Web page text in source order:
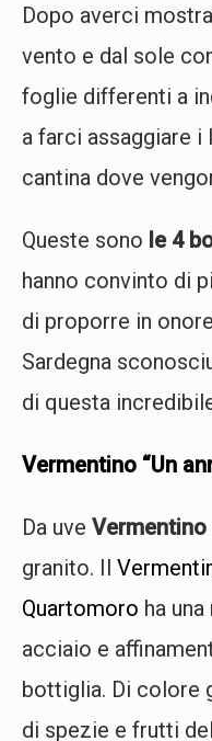
Dopo averci
vento e dal sole
foglie differenti a
a farci assaggiare
cantina dove
Queste sono le 4
hanno convinto di
di proporre in
Sardegna
di questa
Vermentino “Un
Da uve Vermentino
granito. Il
Quartomoro ha
acciaio e
bottiglia. Di colore
di spezie e frutti